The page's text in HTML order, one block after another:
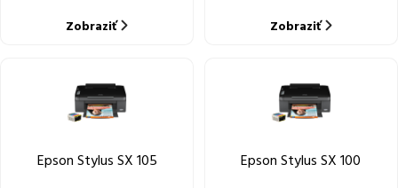
Zobraziť Zobraziť
Epson Stylus SX 105 Epson Stylus SX 100